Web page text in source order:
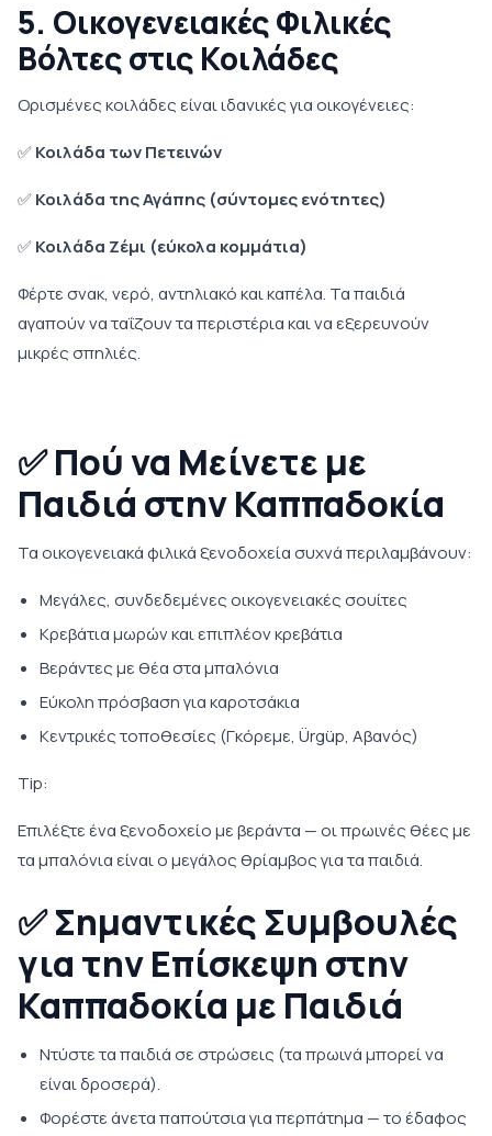
5. Οικογενειακές Φιλικές
Βόλτες στις Κοιλάδες
Ορισμένες κοιλάδες είναι ιδανικές για οικογένειες:
✅Κοιλάδα των Πετεινών
✅Κοιλάδα της Αγάπης (σύντομες ενότητες)
✅Κοιλάδα Ζέμι (εύκολα κομμάτια)
Φέρτε σνακ, νερό, αντηλιακό και καπέλα. Τα παιδιά
αγαπούν να ταΐζουν τα περιστέρια και να εξερευνούν
μικρές σπηλιές.
✅Πού να Μείνετε με
Παιδιά στην Καππαδοκία
Τα οικογενειακά φιλικά ξενοδοχεία συχνά περιλαμβάνουν:
Μεγάλες, συνδεδεμένες οικογενειακές σουίτες
Κρεβάτια μωρών και επιπλέον κρεβάτια
Βεράντες με θέα στα μπαλόνια
Εύκολη πρόσβαση για καροτσάκια
Κεντρικές τοποθεσίες (Γκόρεμε, Ürgüp, Αβανός)
Tip:
Επιλέξτε ένα ξενοδοχείο με βεράντα — οι πρωινές θέες με
τα μπαλόνια είναι ο μεγάλος θρίαμβος για τα παιδιά.
✅Σημαντικές Συμβουλές
για την Επίσκεψη στην
Καππαδοκία με Παιδιά
Ντύστε τα παιδιά σε στρώσεις (τα πρωινά μπορεί να
είναι δροσερά).
Φορέστε άνετα παπούτσια για περπάτημα — το έδαφος